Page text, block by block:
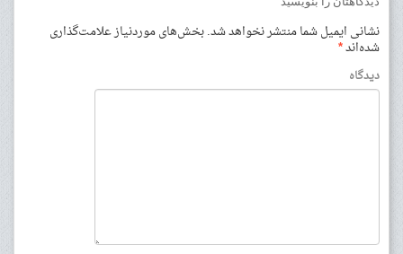
نشانی ایمیل شما منتشر نخواهد شد.بخش‌های موردنیاز علامت‌گذاری
شده‌اند*
دیدگاه